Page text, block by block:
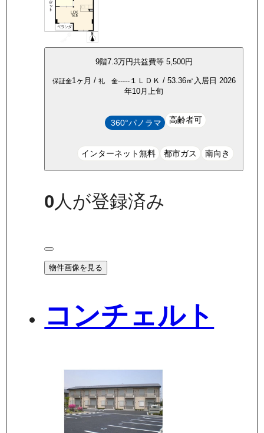
9階7.3万円共益費等 5,500円
保証金1ヶ月 / 礼 金-----１ＬＤＫ / 53.36㎡ 入居日 2026
年10月上旬
360°パノラマ 高齢者可
インターネット無料 都市ガス 南向き
0 人が登録済み
物件画像を見る
コンチェルト